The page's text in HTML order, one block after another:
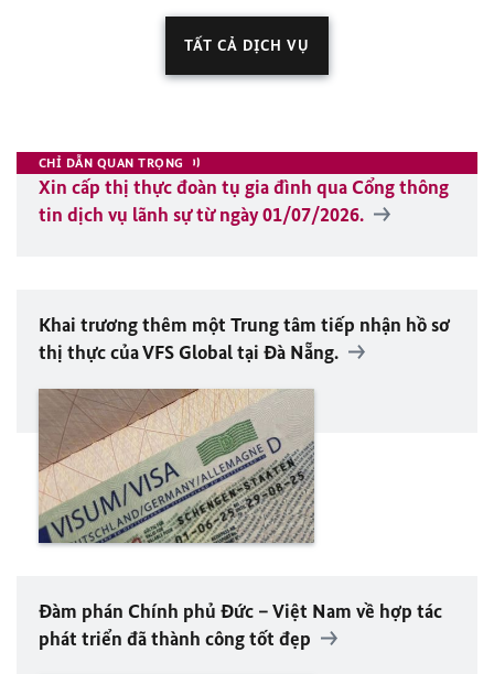
TẤT CẢ DỊCH VỤ
CHỈ DẪN QUAN TRỌNG
Xin cấp thị thực đoàn tụ gia đình qua Cổng thông
tin dịch vụ lãnh sự từ ngày 01/07/2026.
Khai trương thêm một Trung tâm tiếp nhận hồ sơ
thị thực của VFS Global tại Đà Nẵng.
Đàm phán Chính phủ Đức – Việt Nam về hợp tác
phát triển đã thành công tốt đẹp